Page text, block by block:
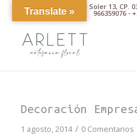
Av. Pintor Xavier Soler 13, CP.
966359076 -
Decoración
1 agosto, 2014 / 0 Comentarios
Translate »